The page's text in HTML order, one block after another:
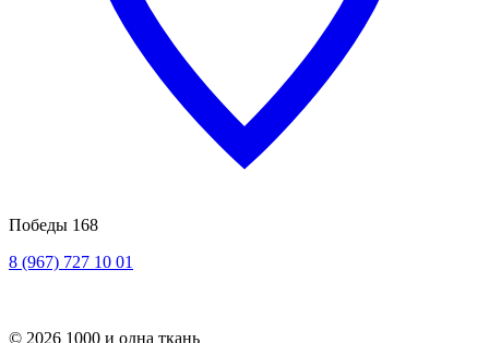
Победы 168
8 (967) 727 10 01
© 2026 1000 и одна ткань